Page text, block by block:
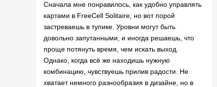
Сначала мне понравилось, как удобно управлять
картами в FreeCell Solitaire, но вот порой
застреваешь в тупике. Уровни могут быть
довольно запутанными, и иногда решаешь, что
проще потянуть время, чем искать выход.
Однако, когда всё же находишь нужную
комбинацию, чувствуешь прилив радости. Не
хватает немного разнообразия в дизайне, но в